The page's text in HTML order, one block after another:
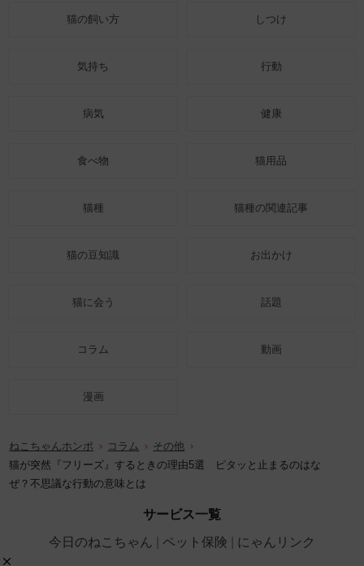
猫の飼い方 しつけ
気持ち 行動
病気 健康
食べ物 猫用品
猫種 猫種の関連記事
猫の豆知識 お出かけ
猫に会う 話題
コラム 動画
漫画
ねこちゃんホンポ コラム
その他
猫が突然『フリーズ』するときの理由5選 ピタッと止まるのはな
ぜ？不思議な行動の意味とは
サービス一覧
今日のねこちゃん
ペット保険 にゃんリンク